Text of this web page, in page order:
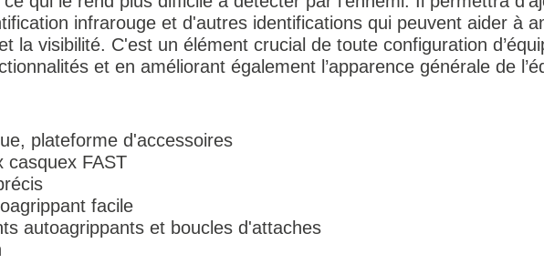
infrarouge et d'autres identifications qui peuvent aider à
la visibilité. C'est un élément crucial de toute configuration
et en améliorant également l’apparence générale de
plateforme d'accessoires
casquex FAST
facile
autoagrippants et boucles d'attaches